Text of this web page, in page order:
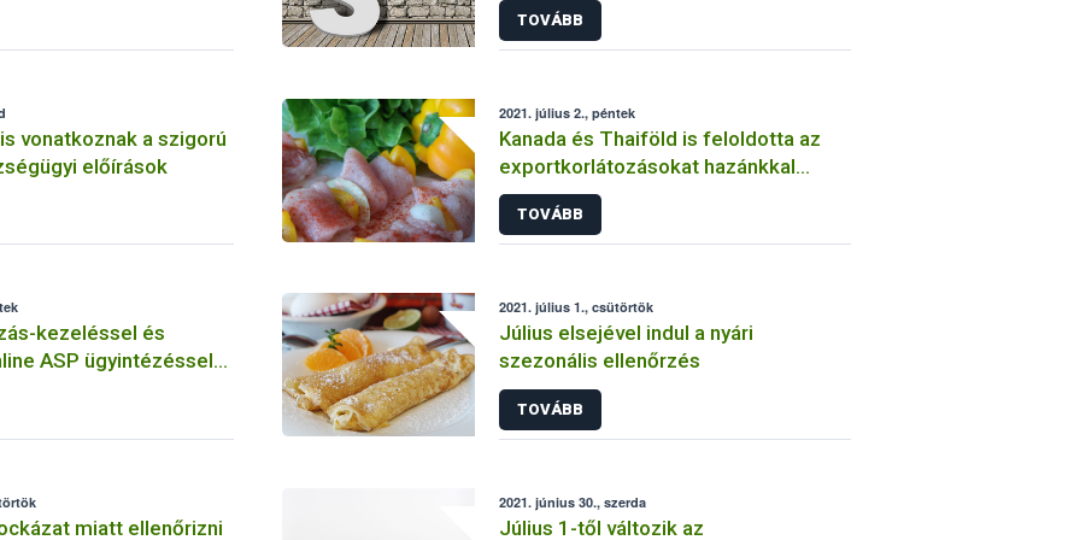
TOVÁBB
vonatkoznak a szigorú
előírások
2021. július 2., péntek
Kanada és Thaiföld is feloldotta az
exportkorlátozásokat hazánkkal
szemben
TOVÁBB
kezeléssel és
ASP ügyintézéssel
rendszere
2021. július 1., csütörtök
Július elsejével indul a nyári
szezonális ellenőrzés
TOVÁBB
miatt ellenőrizni
2021. június 30., szerda
Július 1-től változik az